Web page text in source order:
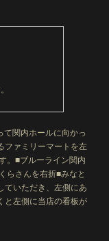
際は、銀座店でのご
ております。また近
トも公開いたしま
て関内ホールに向かっ
ファミリーマートを左
。■ブルーライン関内
らさんを右折■みなと
ていただき、左側にあ
と左側に当店の看板が